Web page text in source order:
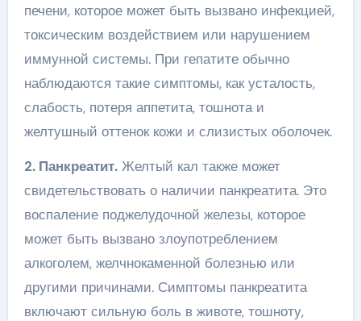
печени, которое может быть вызвано инфекцией,
токсическим воздействием или нарушением
иммунной системы. При гепатите обычно
наблюдаются такие симптомы, как усталость,
слабость, потеря аппетита, тошнота и
желтушный оттенок кожи и слизистых оболочек.
2. Панкреатит.Желтый кал также может
свидетельствовать о наличии панкреатита. Это
воспаление поджелудочной железы, которое
может быть вызвано злоупотреблением
алкоголем, желчнокаменной болезнью или
другими причинами. Симптомы панкреатита
включают сильную боль в животе, тошноту,